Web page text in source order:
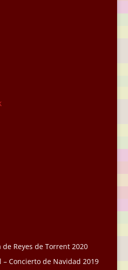
Reyes de Torrent 2020
Concierto de Navidad 2019